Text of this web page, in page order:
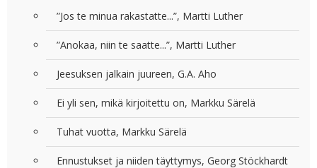
”Jos te minua rakastatte...”, Martti Luther
”Anokaa, niin te saatte...”, Martti Luther
Jeesuksen jalkain juureen, G.A. Aho
Ei yli sen, mikä kirjoitettu on, Markku Särelä
Tuhat vuotta, Markku Särelä
Ennustukset ja niiden täyttymys, Georg Stöckhardt